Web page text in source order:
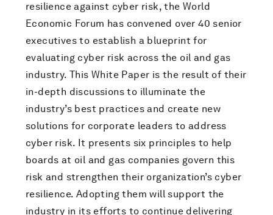
resilience against cyber risk, the World
Economic Forum has convened over 40 senior
executives to establish a blueprint for
evaluating cyber risk across the oil and gas
industry. This White Paper is the result of their
in-depth discussions to illuminate the
industry’s best practices and create new
solutions for corporate leaders to address
cyber risk. It presents six principles to help
boards at oil and gas companies govern this
risk and strengthen their organization’s cyber
resilience. Adopting them will support the
industry in its efforts to continue delivering